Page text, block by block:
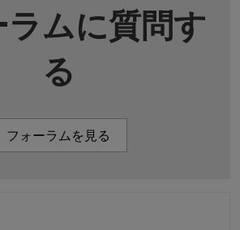
ムに質問す
る
フォーラムを見る